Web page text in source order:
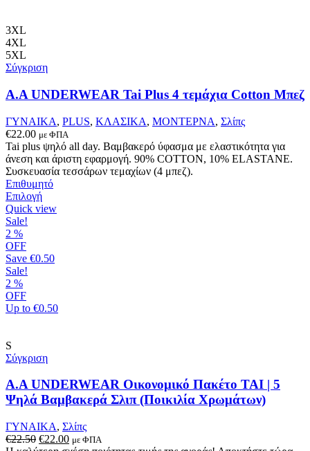
επιλογές
να
επιλεγούν
στη
σελίδα
του
προϊόντος
3XL
4XL
5XL
Σύγκριση
Α.A UNDERWEAR Tai Plus 4 τεμάχια Cotton Μπεζ
ΓΥΝΑΙΚΑ, PLUS, ΚΛΑΣΙΚΑ, ΜΟΝΤΕΡΝΑ, Σλίπς
€22.00 με ΦΠΑ
Tai plus ψηλό all day. Βαμβακερό ύφασμα με ελαστικότητα για
άνεση και άριστη εφαρμογή. 90% COTTON, 10% ELASTANΕ.
Συσκευασία τεσσάρων τεμαχίων (4 μπεζ).
Επιθυμητό
ΕπιλογήΑυτό
το
παραλλαγές.
να
του
Quick view
Sale!
2 %
OFF
Save €0.50
Sale!
2 %
OFF
Up to €0.50
S
Σύγκριση
A.A UNDERWEAR Οικονομικό Πακέτο TAI | 5
Ψηλά Βαμβακερά Σλιπ (Ποικιλία Χρωμάτων)
ΓΥΝΑΙΚΑ, Σλίπς
€22.50 Original
€22.00Ημε ΦΠΑ